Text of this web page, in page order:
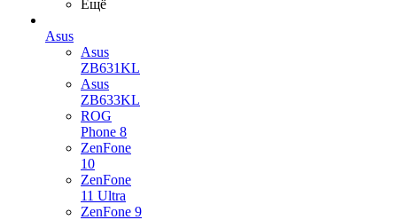
Ещё
Asus
Asus
ZB631KL
Asus
ZB633KL
ROG
Phone 8
ZenFone
10
ZenFone
11 Ultra
ZenFone 9